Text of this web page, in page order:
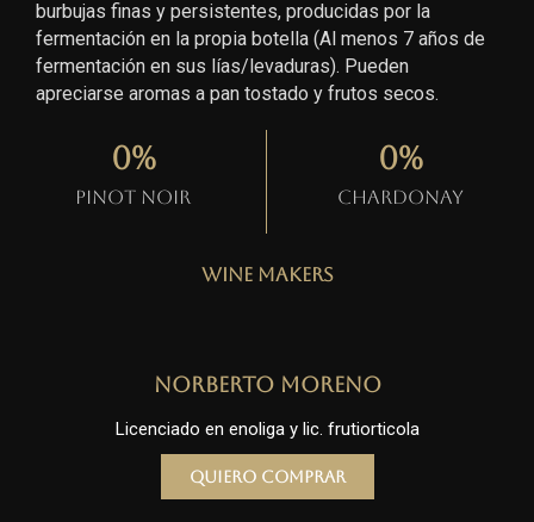
burbujas finas y persistentes, producidas por la
fermentación en la propia botella (Al menos 7 años de
fermentación en sus lías/levaduras). Pueden
apreciarse aromas a pan tostado y frutos secos.
Pinot Noir
0%
Chardonay
0%
Wine Makers
Norberto Moreno
Licenciado en enoliga y lic. frutiorticola
Quiero comprar